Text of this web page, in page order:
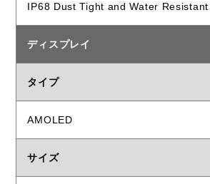
IP68 Dust Tight and Water Resistant
ディスプレイ
タイプ
AMOLED
サイズ